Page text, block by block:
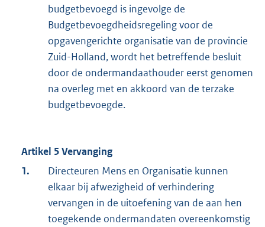
budgetbevoegd is ingevolge de
Budgetbevoegdheidsregeling voor de
opgavengerichte organisatie van de provincie
Zuid-Holland, wordt het betreffende besluit
door de ondermandaathouder eerst genomen
na overleg met en akkoord van de terzake
budgetbevoegde.
Artikel 5 Vervanging
1.
Directeuren Mens en Organisatie kunnen
elkaar bij afwezigheid of verhindering
vervangen in de uitoefening van de aan hen
toegekende ondermandaten overeenkomstig